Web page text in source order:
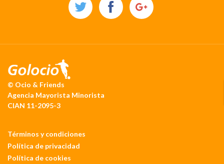
© Ocio & Friends
Agencia Mayorista Minorista
CIAN 11-2095-3
Términos y condiciones
Política de privacidad
Política de cookies